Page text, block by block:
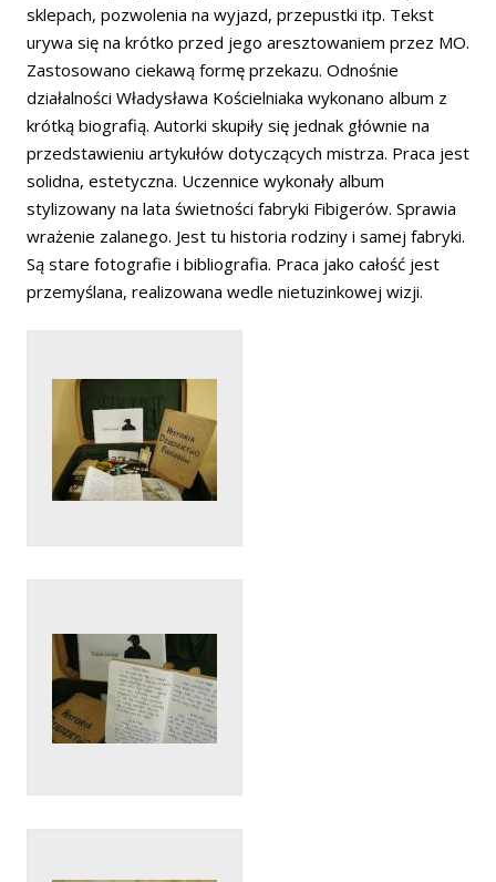
sklepach, pozwolenia na wyjazd, przepustki itp. Tekst
urywa się na krótko przed jego aresztowaniem przez MO.
Zastosowano ciekawą formę przekazu. Odnośnie
działalności Władysława Kościelniaka wykonano album z
krótką biografią. Autorki skupiły się jednak głównie na
przedstawieniu artykułów dotyczących mistrza. Praca jest
solidna, estetyczna. Uczennice wykonały album
stylizowany na lata świetności fabryki Fibigerów. Sprawia
wrażenie zalanego. Jest tu historia rodziny i samej fabryki.
Są stare fotografie i bibliografia. Praca jako całość jest
przemyślana, realizowana wedle nietuzinkowej wizji.